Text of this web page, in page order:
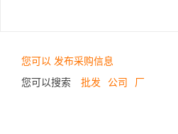
您可以 发布采购信息
您可以搜索
批发 公司 厂